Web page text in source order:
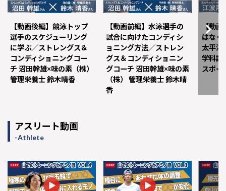
【動画後編】競泳トップ
選手のスケジューリング
に学ぶ／ストレングス＆
コンディショニングコー
チ 沼田幹雄×味の素（株）
管理栄養士 鈴木晴香
【動画前編】水泳選手の
試合に向けたコンディシ
ョニング方法／ストレン
グス＆コンディショニン
グコーチ 沼田幹雄×味の素
（株） 管理栄養士 鈴木晴
香
【動
はなく
太平洋
学科講
スポー
アスリート動画
Athlete